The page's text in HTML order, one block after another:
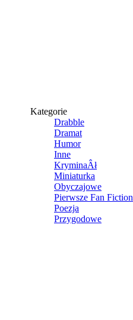
Kategorie
Drabble
Dramat
Humor
Inne
KryminaÂł
Miniaturka
Obyczajowe
Pierwsze Fan Fiction
Poezja
Przygodowe